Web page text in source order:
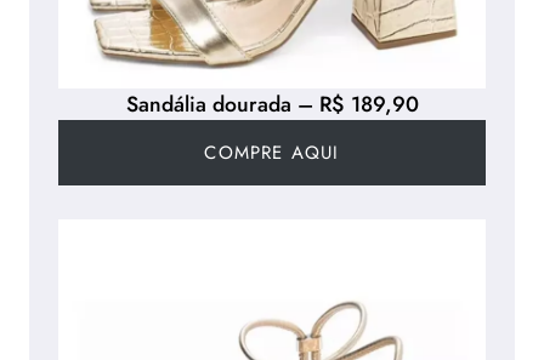
Sandália dourada – R$ 189,90
COMPRE AQUI